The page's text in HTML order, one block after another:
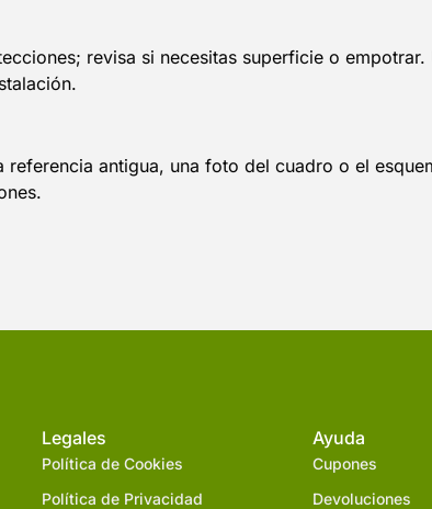
revisa si necesitas superficie o
antigua, una foto del cuadro o el
Legales
Política de Cookies
Política de Privacidad
Ayuda
Cupones
Devoluciones